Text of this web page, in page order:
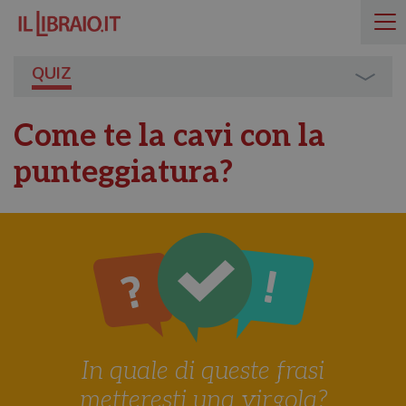
QUIZ
Come te la cavi con la
punteggiatura?
In quale di queste frasi